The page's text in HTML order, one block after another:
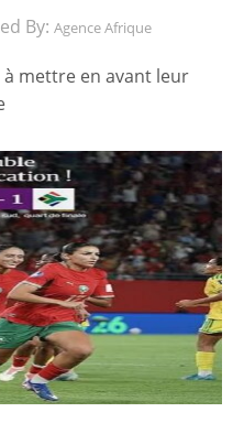
By: Agence Afrique
à mettre en avant leur